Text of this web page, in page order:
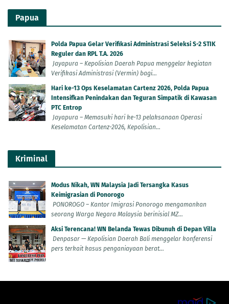
Papua
Polda Papua Gelar Verifikasi Administrasi Seleksi S-2 STIK
Reguler dan RPL T.A. 2026
Jayapura – Kepolisian Daerah Papua menggelar kegiatan
Verifikasi Administrasi (Vermin) bagi...
Hari ke-13 Ops Keselamatan Cartenz 2026, Polda Papua
Intensifkan Penindakan dan Teguran Simpatik di Kawasan
PTC Entrop
Jayapura – Memasuki hari ke-13 pelaksanaan Operasi
Keselamatan Cartenz-2026, Kepolisian...
Kriminal
Modus Nikah, WN Malaysia Jadi Tersangka Kasus
Keimigrasian di Ponorogo
PONOROGO – Kantor Imigrasi Ponorogo mengamankan
seorang Warga Negara Malaysia berinisial MZ...
Aksi Terencana! WN Belanda Tewas Dibunuh di Depan Villa
Denpasar — Kepolisian Daerah Bali menggelar konferensi
pers terkait kasus penganiayaan berat...